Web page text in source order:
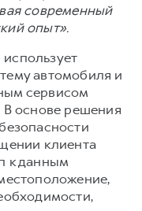
современный
опыт».
автомобиля и
сервисом
В основе решения
клиента
к данным